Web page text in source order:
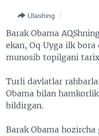
VATANDOSHLAR
MULTIMEDIA
AMERIKA MANZARALARI
VASHINGTON
MOBIL-SALOM!
VIDEO
IJTIMOIY TARMOQLAR
YOUTUBE
INSTAGRAM
ODNOKLASSNIKI
EDITORIAL
Ulashing
Barak Obama
ekan, Oq Uyga ilk
munosib topilgani
Turli davlatlar
Obama bilan
bildirgan.
Barak Obama hozircha